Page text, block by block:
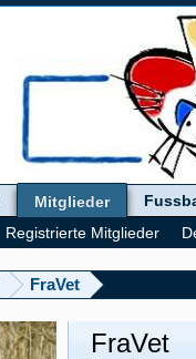
FraVet
FraVet
Mitglieder
Registrierte Mitglieder